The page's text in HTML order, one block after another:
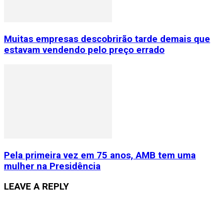
Muitas empresas descobrirão tarde demais que
estavam vendendo pelo preço errado
Pela primeira vez em 75 anos, AMB tem uma
mulher na Presidência
LEAVE A REPLY